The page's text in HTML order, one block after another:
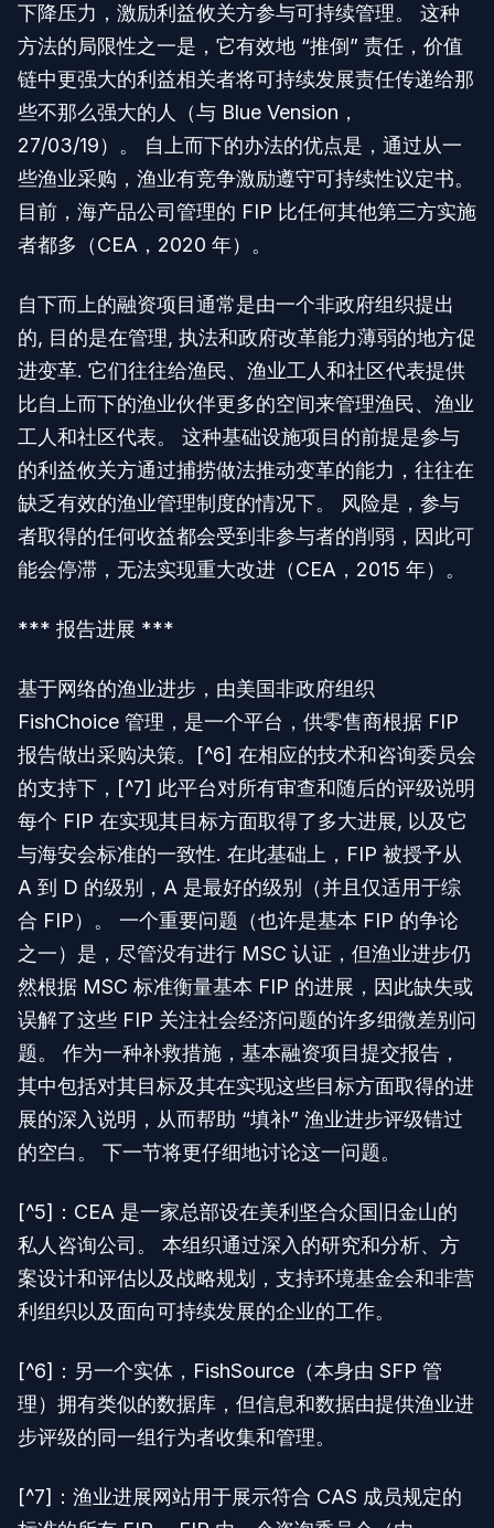
下降压力，激励利益攸关方参与可持续管理。 这种
方法的局限性之一是，它有效地 “推倒” 责任，价值
链中更强大的利益相关者将可持续发展责任传递给那
些不那么强大的人（与 Blue Vension，
27/03/19）。 自上而下的办法的优点是，通过从一
些渔业采购，渔业有竞争激励遵守可持续性议定书。
目前，海产品公司管理的 FIP 比任何其他第三方实施
者都多（CEA，2020 年）。
自下而上的融资项目通常是由一个非政府组织提出
的, 目的是在管理, 执法和政府改革能力薄弱的地方促
进变革. 它们往往给渔民、渔业工人和社区代表提供
比自上而下的渔业伙伴更多的空间来管理渔民、渔业
工人和社区代表。 这种基础设施项目的前提是参与
的利益攸关方通过捕捞做法推动变革的能力，往往在
缺乏有效的渔业管理制度的情况下。 风险是，参与
者取得的任何收益都会受到非参与者的削弱，因此可
能会停滞，无法实现重大改进（CEA，2015 年）。
*** 报告进展 ***
基于网络的渔业进步，由美国非政府组织
FishChoice 管理，是一个平台，供零售商根据 FIP
报告做出采购决策。[^6] 在相应的技术和咨询委员会
的支持下，[^7] 此平台对所有审查和随后的评级说明
每个 FIP 在实现其目标方面取得了多大进展, 以及它
与海安会标准的一致性. 在此基础上，FIP 被授予从
A 到 D 的级别，A 是最好的级别（并且仅适用于综
合 FIP）。 一个重要问题（也许是基本 FIP 的争论
之一）是，尽管没有进行 MSC 认证，但渔业进步仍
然根据 MSC 标准衡量基本 FIP 的进展，因此缺失或
误解了这些 FIP 关注社会经济问题的许多细微差别问
题。 作为一种补救措施，基本融资项目提交报告，
其中包括对其目标及其在实现这些目标方面取得的进
展的深入说明，从而帮助 “填补” 渔业进步评级错过
的空白。 下一节将更仔细地讨论这一问题。
[^5]：CEA 是一家总部设在美利坚合众国旧金山的
私人咨询公司。 本组织通过深入的研究和分析、方
案设计和评估以及战略规划，支持环境基金会和非营
利组织以及面向可持续发展的企业的工作。
[^6]：另一个实体，FishSource（本身由 SFP 管
理）拥有类似的数据库，但信息和数据由提供渔业进
步评级的同一组行为者收集和管理。
[^7]：渔业进展网站用于展示符合 CAS 成员规定的